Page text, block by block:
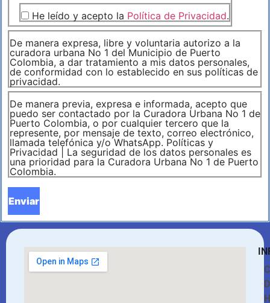
He leído y acepto la Política de Privacidad.
De manera expresa, libre y voluntaria autorizo a la
curadora urbana No 1 del Municipio de Puerto
Colombia, a dar tratamiento a mis datos personales,
de conformidad con lo establecido en sus políticas de
privacidad.
De manera previa, expresa e informada, acepto que
puedo ser contactado por la Curadora Urbana No 1 de
Puerto Colombia, o por cualquier tercero que la
represente, por mensaje de texto, correo electrónico,
llamada telefónica y/o WhatsApp. Políticas y
Privacidad | La seguridad de los datos personales es
una prioridad para la Curadora Urbana No 1 de Puerto
Colombia.